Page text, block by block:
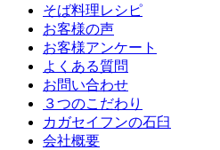
そば料理レシピ
お客様の声
お客様アンケート
よくある質問
お問い合わせ
３つのこだわり
カガセイフンの石臼
会社概要